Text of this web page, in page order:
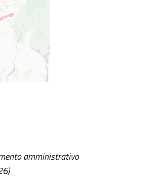
amministrativo